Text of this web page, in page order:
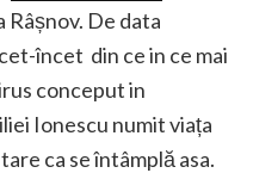
De data
încet din ce in ce mai
conceput in
Ionescu numit viața
ca se întâmplă asa.